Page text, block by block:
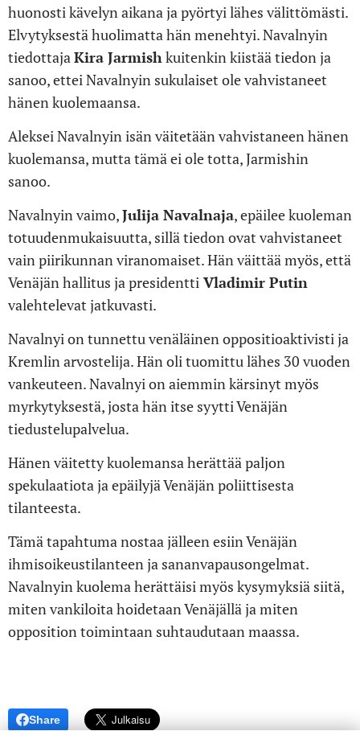
huonosti kävelyn aikana ja pyörtyi lähes välittömästi.
Elvytyksestä huolimatta hän menehtyi. Navalnyin
tiedottaja Kira Jarmish kuitenkin kiistää tiedon ja
sanoo, ettei Navalnyin sukulaiset ole vahvistaneet
hänen kuolemaansa.
Aleksei Navalnyin isän väitetään vahvistaneen hänen
kuolemansa, mutta tämä ei ole totta, Jarmishin
sanoo.
Navalnyin vaimo,Julija Navalnaja, epäilee kuoleman
totuudenmukaisuutta, sillä tiedon ovat vahvistaneet
vain piirikunnan viranomaiset. Hän väittää myös, että
Venäjän hallitus ja presidentti Vladimir Putin
valehtelevat jatkuvasti.
Navalnyi on tunnettu venäläinen oppositioaktivisti ja
Kremlin arvostelija. Hän oli tuomittu lähes 30 vuoden
vankeuteen. Navalnyi on aiemmin kärsinyt myös
myrkytyksestä, josta hän itse syytti Venäjän
tiedustelupalvelua.
Hänen väitetty kuolemansa herättää paljon
spekulaatiota ja epäilyjä Venäjän poliittisesta
tilanteesta.
Tämä tapahtuma nostaa jälleen esiin Venäjän
ihmisoikeustilanteen ja sananvapausongelmat.
Navalnyin kuolema herättäisi myös kysymyksiä siitä,
miten vankiloita hoidetaan Venäjällä ja miten
opposition toimintaan suhtaudutaan maassa.
Share